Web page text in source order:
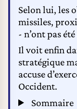
Selon lui, les
missiles,
- n’ont pas
Il voit enfin
stratégique
accuse
Occident.
Sommaire